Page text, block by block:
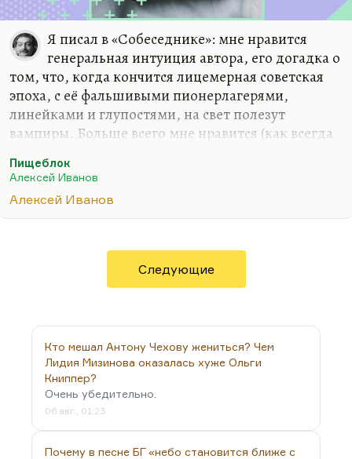
Я писал в «Собеседнике»: мне нравится
генеральная интуиция автора, его догадка о
том, что, когда кончится лицемерная советская
эпоха, с её фальшивыми пионерлагерями,
линейками и глупостями, на свет полезут
вампиры. Больше всего мне нравится (как всегда
мистических. Вот там один абзац, где мальчик
таинственных вещах, о которых говорили в
невероятном»,— этот абзац стоит всей книги. Но
вообще она местами очень хорошо написана. В
остальном, к сожалению, слишком нейтрально.
мощного потока ивановской прозы.
Пищеблок
Алексей Иванов
Алексей Иванов
Следующие
Кто мешал Антону Чехову жениться? Чем
Лидия Мизинова оказалась хуже Ольги
Книппер?
Очень убедительно.
06 авг., 01:23
Почему в песне БГ «небо становится ближе с